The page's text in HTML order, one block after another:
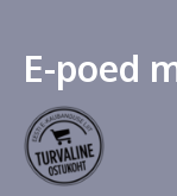
E-poed